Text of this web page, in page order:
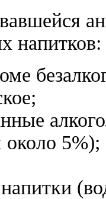
напитков:
около 5%);